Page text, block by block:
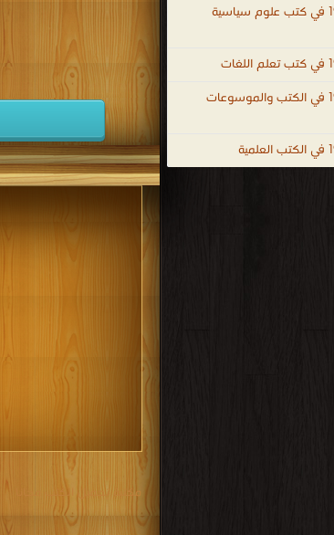
اصدارات كتب 1951 في كتب علوم سياسية
اصدارات كتب 1951 في الكتب والموسوعات
كتب 1938
كتب 1929
كتب 1920
كتب 1919
كتب 1911
كتب 1910
كتب 1902
كتب 1901
مكتبة تحميل الكتب مجانا